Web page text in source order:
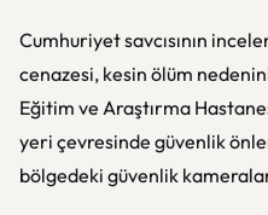
Cumhuriyet savcısının
cenazesi, kesin ölüm
Eğitim ve Araştırma
yeri çevresinde güvenlik
bölgedeki güvenlik